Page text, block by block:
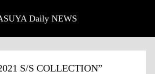
Daily NEWS
S/S COLLECTION”